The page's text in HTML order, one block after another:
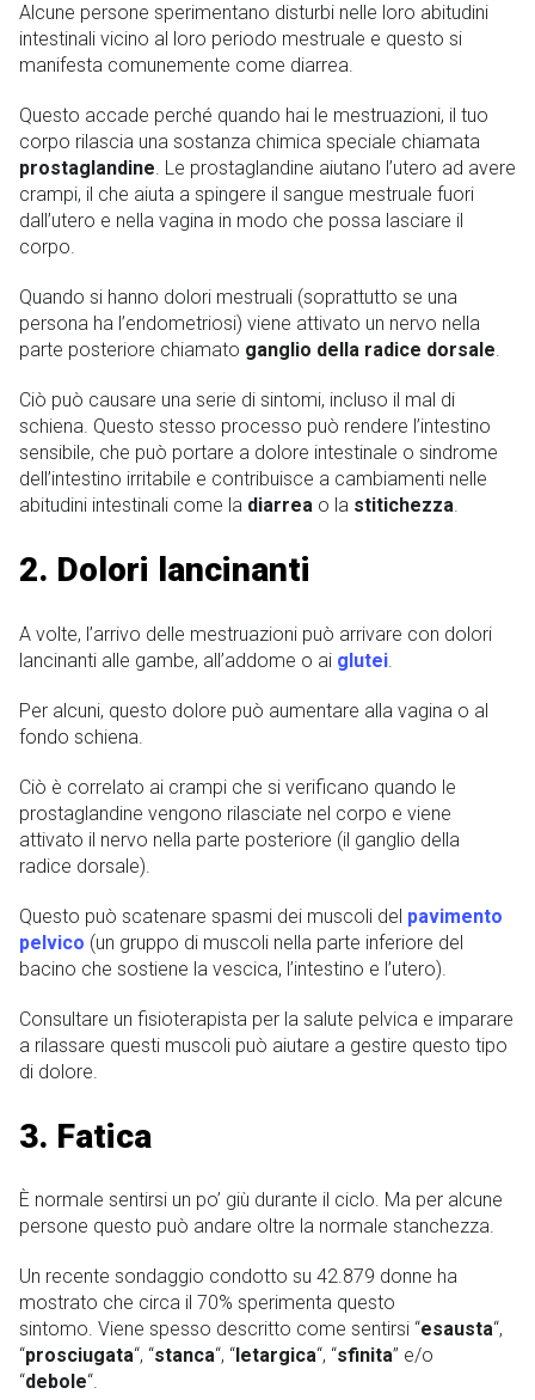
Alcune persone sperimentano disturbi nelle loro abitudini
intestinali vicino al loro periodo mestruale e questo si
manifesta comunemente come diarrea.
Questo accade perché quando hai le mestruazioni, il tuo
corpo rilascia una sostanza chimica speciale chiamata
prostaglandine. Le prostaglandine aiutano l’utero ad avere
crampi, il che aiuta a spingere il sangue mestruale fuori
dall’utero e nella vagina in modo che possa lasciare il
corpo.
Quando si hanno dolori mestruali (soprattutto se una
persona ha l’endometriosi) viene attivato un nervo nella
parte posteriore chiamato ganglio della radice dorsale.
Ciò può causare una serie di sintomi, incluso il mal di
schiena. Questo stesso processo può rendere l’intestino
sensibile, che può portare a dolore intestinale o sindrome
dell’intestino irritabile e contribuisce a cambiamenti nelle
abitudini intestinali come la diarrea o la stitichezza.
2. Dolori lancinanti
A volte, l’arrivo delle mestruazioni può arrivare con dolori
lancinanti alle gambe, all’addome o ai glutei
Per alcuni, questo dolore può aumentare alla vagina o al
fondo schiena.
Ciò è correlato ai crampi che si verificano quando le
prostaglandine vengono rilasciate nel corpo e viene
attivato il nervo nella parte posteriore (il ganglio della
radice dorsale).
Questo può scatenare spasmi dei muscoli del pavimento
pelvico (un gruppo di muscoli nella parte inferiore del
bacino che sostiene la vescica, l’intestino e l’utero).
Consultare un fisioterapista per la salute pelvica e imparare
a rilassare questi muscoli può aiutare a gestire questo tipo
di dolore.
3. Fatica
È normale sentirsi un po’ giù durante il ciclo. Ma per alcune
persone questo può andare oltre la normale stanchezza.
Un recente sondaggio condotto su 42.879 donne ha
mostrato che circa il 70% sperimenta questo
sintomo. Viene spesso descritto come sentirsi “esausta“,
“prosciugata“, “stanca“, “letargica“, “sfinita” e/o
“debole“.